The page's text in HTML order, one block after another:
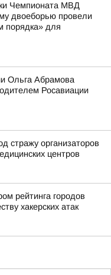
Чемпионата МВД
двоеборью провели
порядка» для
Ольга Абрамова
Росавиации
стражу организаторов
центров
рейтинга городов
хакерских атак